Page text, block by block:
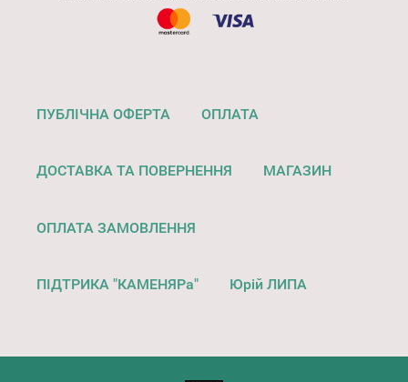
ПУБЛІЧНА ОФЕРТА ОПЛАТА
ДОСТАВКА ТА ПОВЕРНЕННЯ МАГАЗИН
ОПЛАТА ЗАМОВЛЕННЯ
ПІДТРИКА "КАМЕНЯРа" Юрій ЛИПА